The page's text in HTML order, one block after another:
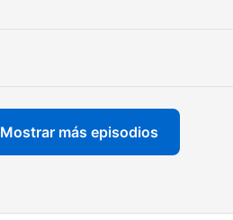
Mostrar más episodios